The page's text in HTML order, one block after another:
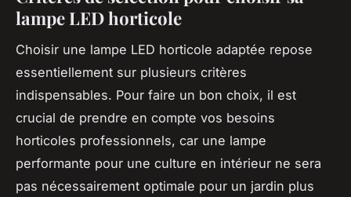
lampe LED horticole
Choisir une lampe LED horticole adaptée repose
essentiellement sur plusieurs critères
indispensables. Pour faire un bon choix, il est
crucial de prendre en compte vos besoins
horticoles professionnels, car une lampe
performante pour une culture en intérieur ne sera
pas nécessairement optimale pour un jardin plus